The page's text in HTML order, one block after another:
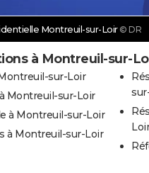
Montreuil-sur-Loir © DR
à Montreuil-sur-
sur-Loir
Montreuil-sur-Loir
à Montreuil-sur-Loir
à Montreuil-sur-Loir
Loir